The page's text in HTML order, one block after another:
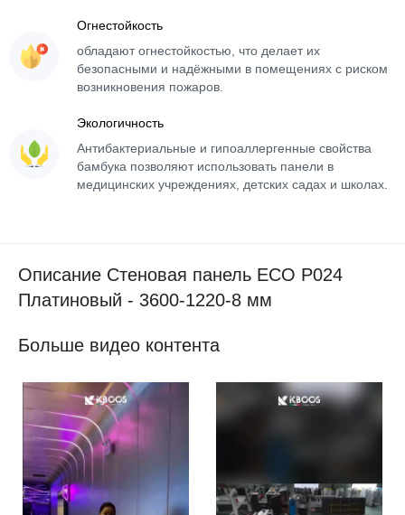
Огнестойкость
обладают огнестойкостью, что делает их
безопасными и надёжными в помещениях с риском
возникновения пожаров.
Экологичность
Антибактериальные и гипоаллергенные свойства
бамбука позволяют использовать панели в
медицинских учреждениях, детских садах и школах.
Описание Стеновая панель ECO P024
Платиновый - 3600-1220-8 мм
Больше видео контента